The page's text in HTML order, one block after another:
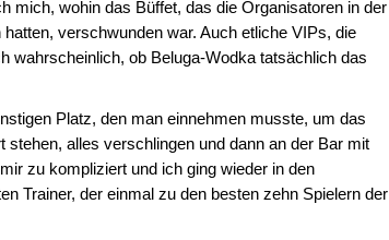
mich, wohin das Büffet, das die Organisatoren in der
verschwunden war. Auch etliche VIPs, die
wahrscheinlich, ob Beluga-Wodka tatsächlich das
Platz, den man einnehmen musste, um das
alles verschlingen und dann an der Bar mit
zu kompliziert und ich ging wieder in den
Trainer, der einmal zu den besten zehn Spielern der